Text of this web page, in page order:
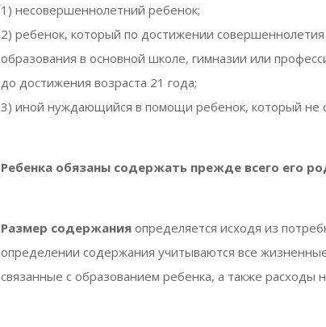
1) несовершеннолетний ребенок;
2) ребенок, который по достижении
образования в основной школе, гимназии или
до достижения возраста 21 года;
3) иной нуждающийся в помощи ребенок, который не
Ребенка обязаны содержать прежде всего его
Размер содержания определяется исходя из
определении содержания учитываются все
связанные с образованием ребенка, а также расходы